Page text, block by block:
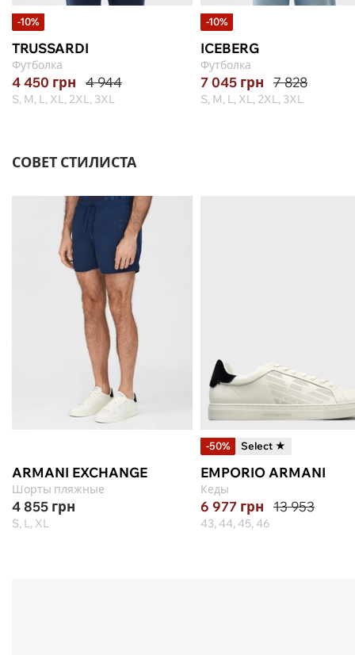
-10%
TRUSSARDI
Футболка
4 450 грн 4 944
S, M, L, XL, 2XL, 3XL
-10%
ICEBERG
Футболка
7 045 грн 7 828
S, M, L, XL, 2XL, 3XL
СОВЕТ СТИЛИСТА
ARMANI EXCHANGE
Шорты пляжные
4 855 грн
S, L, XL
-50% Select ★
EMPORIO ARMANI
Кеды
6 977 грн 13 953
43, 44, 45, 46